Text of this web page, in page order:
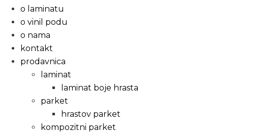
o laminatu
o vinil podu
o nama
kontakt
prodavnica
laminat
laminat boje hrasta
parket
hrastov parket
kompozitni parket